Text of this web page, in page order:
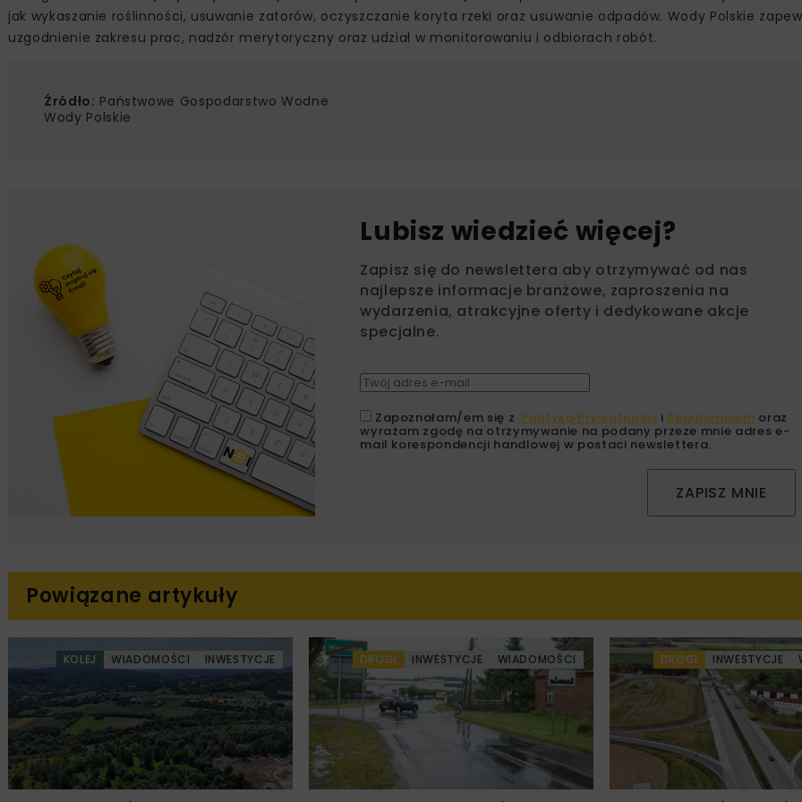
jak wykaszanie roślinności, usuwanie zatorów, oczyszczanie koryta rzeki oraz usuwanie odpadów. Wody Polskie
uzgodnienie zakresu prac, nadzór merytoryczny oraz udział w monitorowaniu i odbiorach robót.
Źródło: Państwowe Gospodarstwo Wodne
Wody Polskie
Lubisz wiedzieć więcej?
Zapisz się do newslettera aby otrzymywać od nas
najlepsze informacje branżowe, zaproszenia na
wydarzenia, atrakcyjne oferty i dedykowane akcje
specjalne.
Zapoznałam/em się z Polityką Prywatności i Regulaminem oraz
wyrażam zgodę na otrzymywanie na podany przeze mnie adres e-
mail korespondencji handlowej w postaci newslettera.
ZAPISZ MNIE
Powiązane artykuły
KOLEJ WIADOMOŚCI INWESTYCJE DROGI INWESTYCJE WIADOMOŚCI DROGI INWESTYCJE